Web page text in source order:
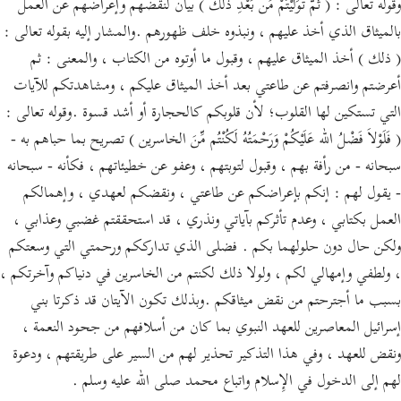
وقوله تعالى : ( ثُمَّ تَوَلَّيْتُمْ مِّن بَعْدِ ذلك ) بيان لنقضهم وإعراضهم عن العمل
بالميثاق الذي أخذ عليهم ، ونبذوه خلف ظهورهم .والمشار إليه بقوله تعالى :
( ذلك ) أخذ الميثاق عليهم ، وقبول ما أوتوه من الكتاب ، والمعنى : ثم
أعرضتم وانصرفتم عن طاعتي بعد أخذ الميثاق عليكم ، ومشاهدتكم للآيات
التي تستكين لها القلوب؛ لأن قلوبكم كالحجارة أو أشد قسوة .وقوله تعالى :
( فَلَوْلاَ فَضْلُ الله عَلَيْكُمْ وَرَحْمَتُهُ لَكُنْتُم مِّنَ الخاسرين ) تصريح بما حباهم به -
سبحانه - من رأفة بهم ، وقبول لتوبتهم ، وعفو عن خطيئاتهم ، فكأنه - سبحانه
- يقول لهم : إنكم بإعراضكم عن طاعتي ، ونقضكم لعهدي ، وإهمالكم
العمل بكتابي ، وعدم تأثركم بآياتي ونذري ، قد استحققتم غضبي وعذابي ،
ولكن حال دون حلولهما بكم . فضلى الذي تدارككم ورحمتي التي وسعتكم
، ولطفي وإمهالي لكم ، ولولا ذلك لكنتم من الخاسرين في دنياكم وآخرتكم ،
بسبب ما أجترحتم من نقض ميثاقكم .وبذلك تكون الآيتان قد ذكرتا بني
إسرائيل المعاصرين للعهد النبوي بما كان من أسلافهم من جحود النعمة ،
ونقض للعهد ، وفي هذا التذكير تحذير لهم من السير على طريقتهم ، ودعوة
لهم إلى الدخول في الإِسلام واتباع محمد صلى الله عليه وسلم .